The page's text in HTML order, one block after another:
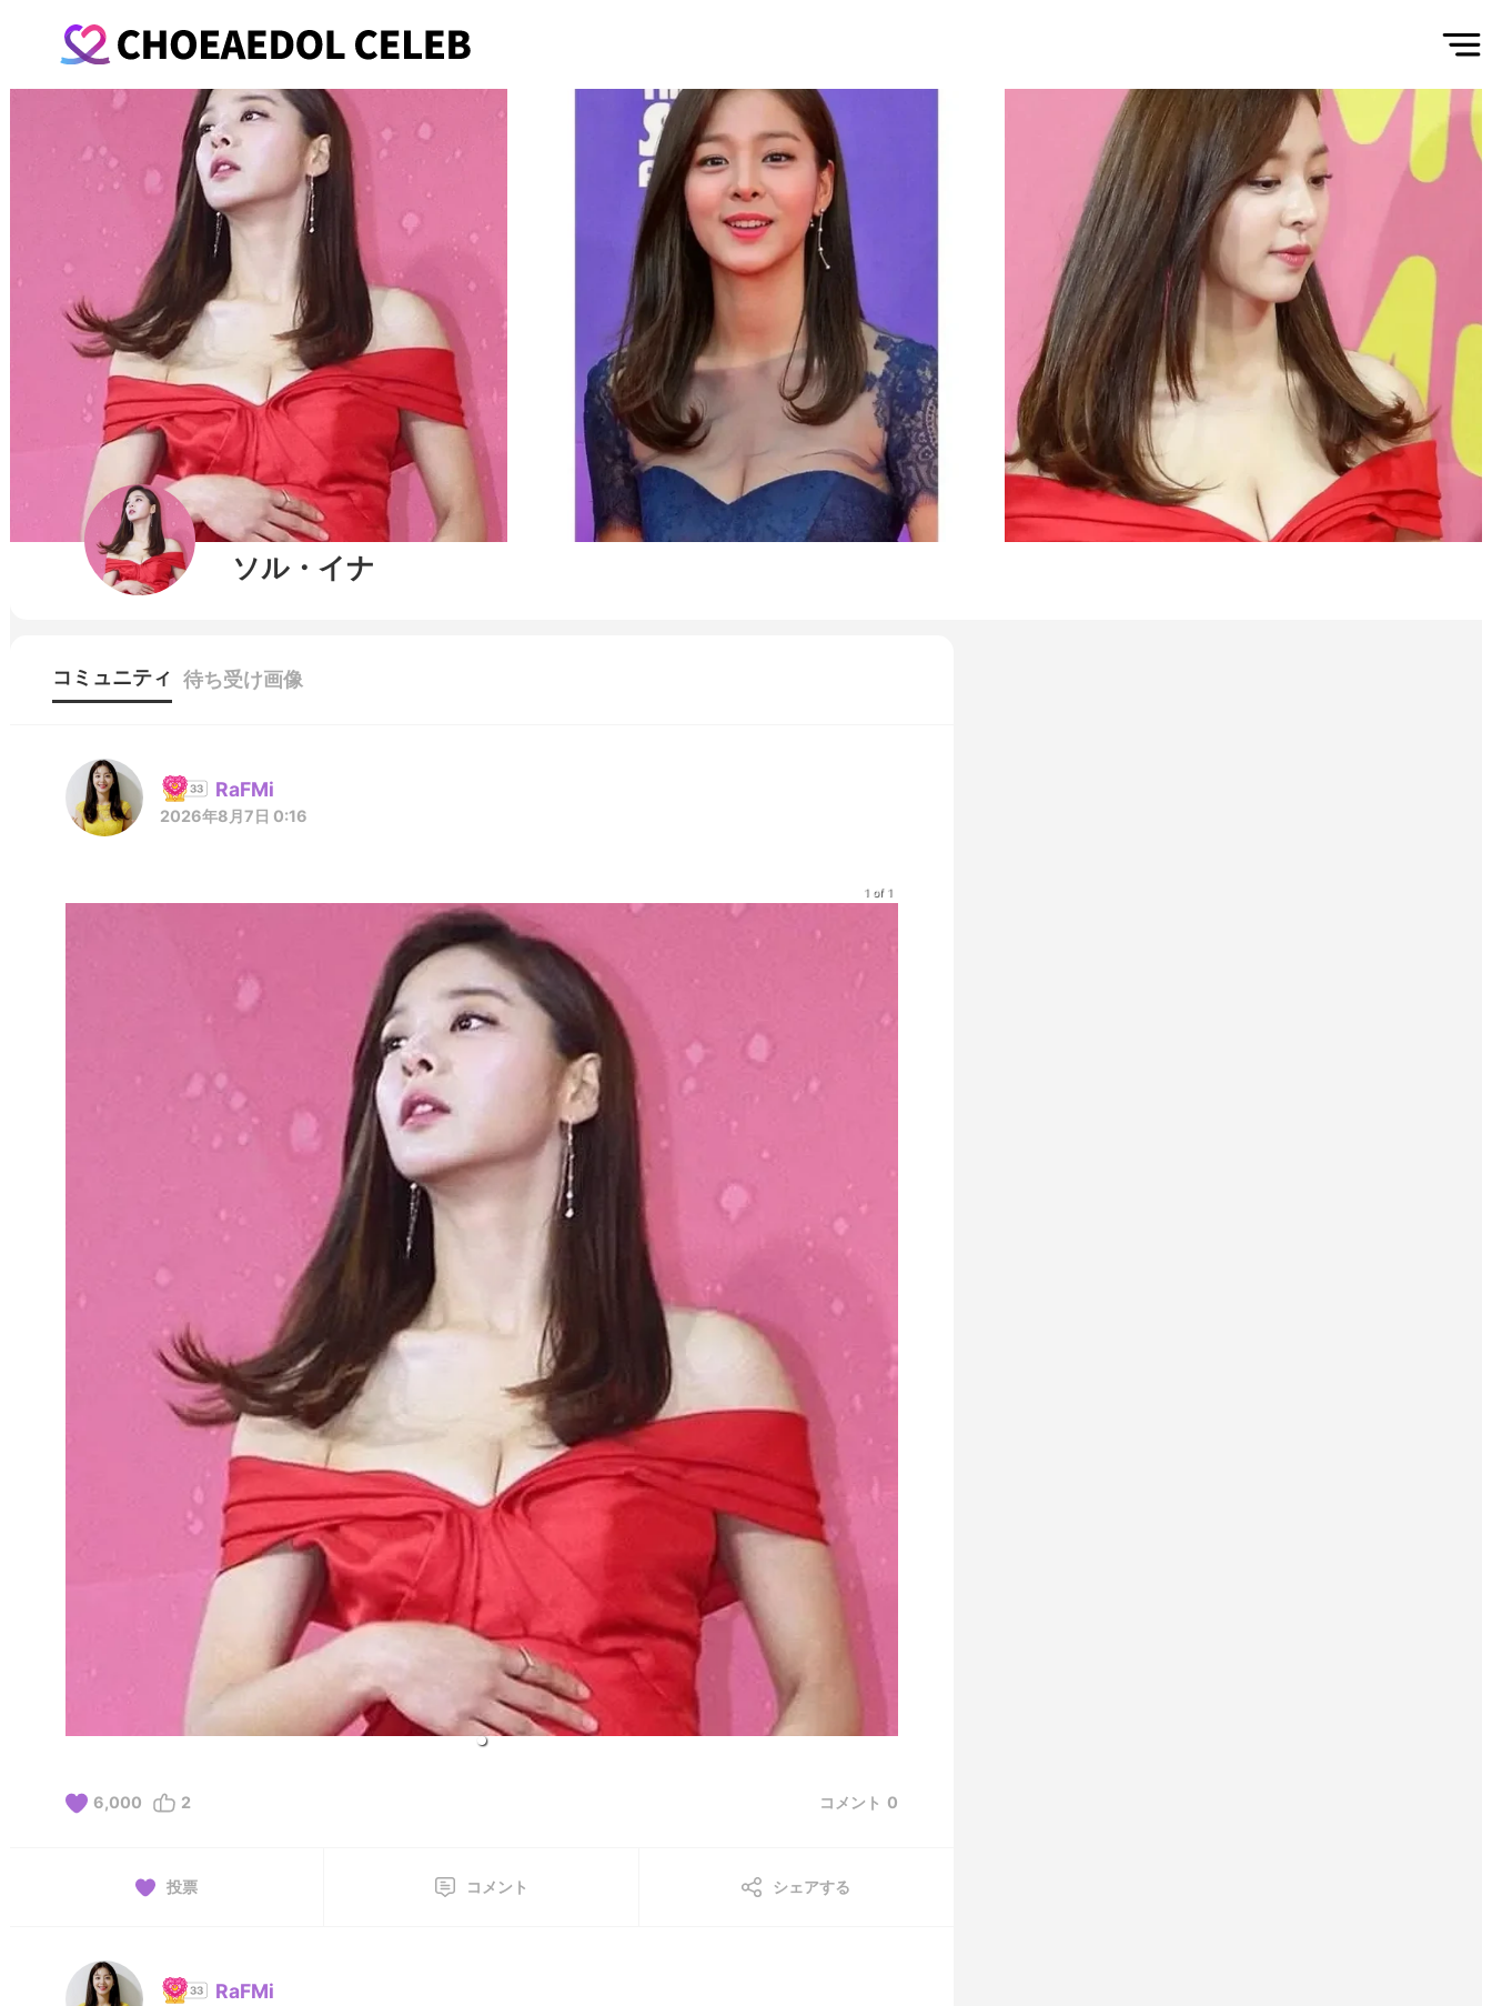
ソル・イナ
コミュニティ 待ち受け画像
RaFMi
2026年8月7日 0:16
1 of 1
6,000 2 コメント 0
投票 コメント シェアする
RaFMi